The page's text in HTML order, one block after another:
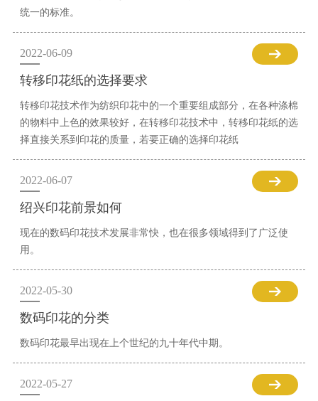
统一的标准。
2022-06-09
转移印花纸的选择要求
转移印花技术作为纺织印花中的一个重要组成部分，在各种涤棉
的物料中上色的效果较好，在转移印花技术中，转移印花纸的选
择直接关系到印花的质量，若要正确的选择印花纸
2022-06-07
绍兴印花前景如何
现在的数码印花技术发展非常快，也在很多领域得到了广泛使
用。
2022-05-30
数码印花的分类
数码印花最早出现在上个世纪的九十年代中期。
2022-05-27